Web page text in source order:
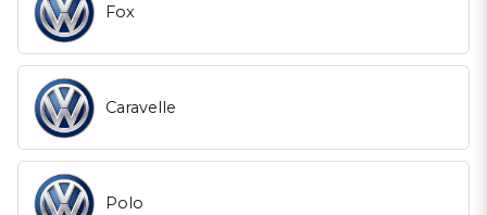
Fox
Caravelle
Polo